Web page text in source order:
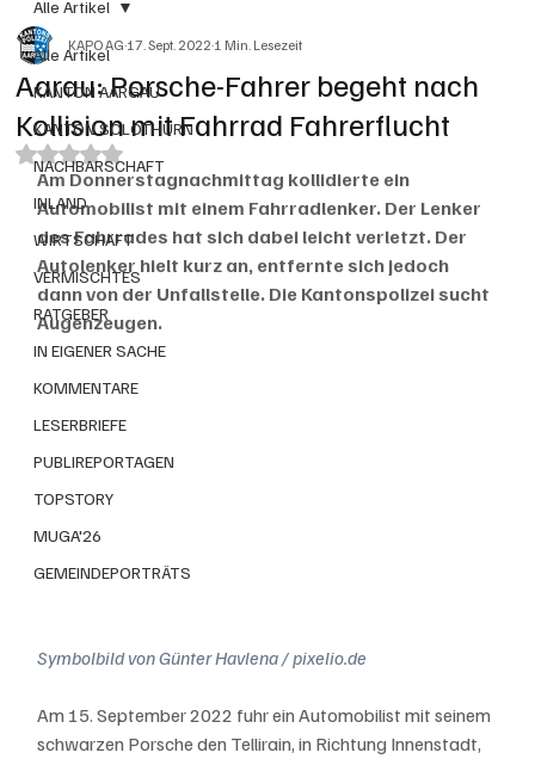
Alle Artikel
KANTON AARGAU
KANTON SOLOTHURN
NACHBARSCHAFT
INLAND
WIRTSCHAFT
VERMISCHTES
RATGEBER
IN EIGENER SACHE
KOMMENTARE
LESERBRIEFE
PUBLIREPORTAGEN
TOPSTORY
MUGA'26
GEMEINDEPORTRÄTS
Alle Artikel
Aarau: Porsche-Fahrer begeht nach
Kollision mit Fahrrad Fahrerflucht
KAPO AG17. Sept. 20221 Min. Lesezeit
Mit NaN von 5 Sternen bewertet.
Am Donnerstagnachmittag kollidierte ein
Automobilist mit einem Fahrradlenker. Der Lenker
des Fahrrades hat sich dabei leicht verletzt. Der
Autolenker hielt kurz an, entfernte sich jedoch
dann von der Unfallstelle. Die Kantonspolizei sucht
Augenzeugen.
Symbolbild von Günter Havlena / pixelio.de
Am 15. September 2022 fuhr ein Automobilist mit seinem
schwarzen Porsche den Tellirain, in Richtung Innenstadt,